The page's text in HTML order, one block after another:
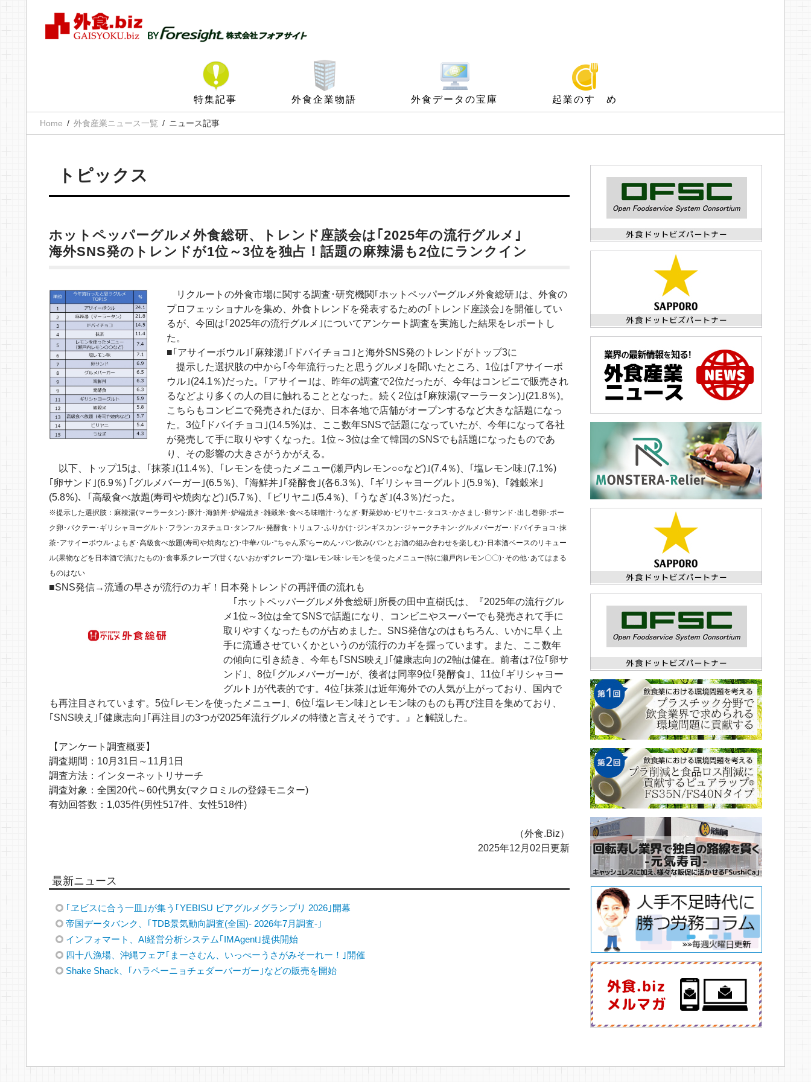
特集記事 外食企業物語 外食データの宝庫 起業のすゝめ
Home 外食産業ニュース一覧 ニュース記事
トピックス
ホットペッパーグルメ外食総研、トレンド座談会は｢2025年の流行グルメ｣
海外SNS発のトレンドが1位～3位を独占！話題の麻辣湯も2位にランクイン
リクルートの外食市場に関する調査･研究機関｢ホットペッパーグルメ外食総研｣は、外食の
プロフェッショナルを集め、外食トレンドを発表するための｢トレンド座談会｣を開催してい
るが、今回は｢2025年の流行グルメ｣についてアンケート調査を実施した結果をレポートし
た。
■｢アサイーボウル｣｢麻辣湯｣｢ドバイチョコ｣と海外SNS発のトレンドがトップ3に
提示した選択肢の中から｢今年流行ったと思うグルメ｣を聞いたところ、1位は｢アサイーボ
ウル｣(24.1％)だった。｢アサイー｣は、昨年の調査で2位だったが、今年はコンビニで販売され
るなどより多くの人の目に触れることとなった。続く2位は｢麻辣湯(マーラータン)｣(21.8％)。
こちらもコンビニで発売されたほか、日本各地で店舗がオープンするなど大きな話題になっ
た。3位｢ドバイチョコ｣(14.5％)は、ここ数年SNSで話題になっていたが、今年になって各社
が発売して手に取りやすくなった。1位～3位は全て韓国のSNSでも話題になったものであ
り、その影響の大きさがうかがえる。
以下、トップ15は、｢抹茶｣(11.4％)、｢レモンを使ったメニュー(瀬戸内レモン○○など)｣(7.4％)、｢塩レモン味｣(7.1％)
｢卵サンド｣(6.9％) ｢グルメバーガー｣(6.5％)、｢海鮮丼｣｢発酵食｣(各6.3％)、｢ギリシャヨーグルト｣(5.9％)、｢雑穀米｣
(5.8％)、｢高級食べ放題(寿司や焼肉など)｣(5.7％)、｢ビリヤニ｣(5.4％)、｢うなぎ｣(4.3％)だった。
※提示した選択肢：麻辣湯(マーラータン)･豚汁･海鮮丼･炉端焼き･雑穀米･食べる味噌汁･うなぎ･野菜炒め･ビリヤニ･タコス･かさまし･卵サンド･出し巻卵･ポー
ク卵･バクテー･ギリシャヨーグルト･フラン･カヌチュロ･タンフル･発酵食･トリュフ･ふりかけ･ジンギスカン･ジャークチキン･グルメバーガー･ドバイチョコ･抹
茶･アサイーボウル･よもぎ･高級食べ放題(寿司や焼肉など)･中華バル･“ちゃん系”らーめん･パン飲み(パンとお酒の組み合わせを楽しむ)･日本酒ベースのリキュー
ル(果物などを日本酒で漬けたもの)･食事系クレープ(甘くないおかずクレープ)･塩レモン味･レモンを使ったメニュー(特に瀬戸内レモン〇〇)･その他･あてはまる
ものはない
■SNS発信→流通の早さが流行のカギ！日本発トレンドの再評価の流れも
｢ホットペッパーグルメ外食総研｣所長の田中直樹氏は、『2025年の流行グル
メ1位～3位は全てSNSで話題になり、コンビニやスーパーでも発売されて手に
取りやすくなったものが占めました。SNS発信なのはもちろん、いかに早く上
手に流通させていくかというのが流行のカギを握っています。また、ここ数年
の傾向に引き続き、今年も｢SNS映え｣｢健康志向｣の2軸は健在。前者は7位｢卵サ
ンド｣、8位｢グルメバーガー｣が、後者は同率9位｢発酵食｣、11位｢ギリシャヨー
グルト｣が代表的です。4位｢抹茶｣は近年海外での人気が上がっており、国内で
も再注目されています。5位｢レモンを使ったメニュー｣、6位｢塩レモン味｣とレモン味のものも再び注目を集めており、
｢SNS映え｣｢健康志向｣｢再注目｣の3つが2025年流行グルメの特徴と言えそうです。』と解説した。
【アンケート調査概要】
調査期間：10月31日～11月1日
調査方法：インターネットリサーチ
調査対象：全国20代～60代男女(マクロミルの登録モニター)
有効回答数：1,035件(男性517件、女性518件)
（外食.Biz）
2025年12月02日更新
最新ニュース
｢ヱビスに合う一皿｣が集う｢YEBISU ビアグルメグランプリ 2026｣開幕
帝国データバンク、｢TDB景気動向調査(全国)- 2026年7月調査-｣
インフォマート、AI経営分析システム｢IMAgent｣提供開始
四十八漁場、沖縄フェア｢まーさむん、いっぺーうさがみそーれー！｣開催
Shake Shack、｢ハラペーニョチェダーバーガー｣などの販売を開始